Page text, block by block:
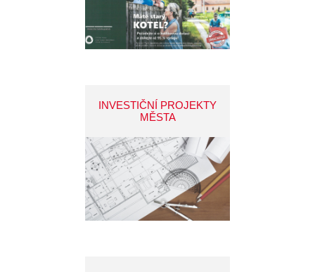
INVESTIČNÍ PROJEKTY
MĚSTA